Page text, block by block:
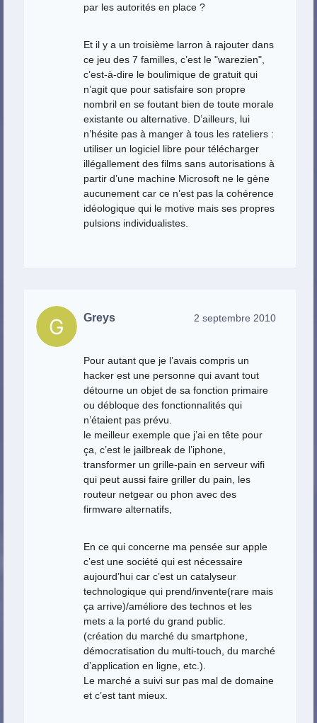
par les autorités en place ?
Et il y a un troisième larron à rajouter dans
ce jeu des 7 familles, c’est le "warezien",
c’est-à-dire le boulimique de gratuit qui
n’agit que pour satisfaire son propre
nombril en se foutant bien de toute morale
existante ou alternative. D’ailleurs, lui
n’hésite pas à manger à tous les rateliers :
utiliser un logiciel libre pour télécharger
illégallement des films sans autorisations à
partir d’une machine Microsoft ne le gène
aucunement car ce n’est pas la cohérence
idéologique qui le motive mais ses propres
pulsions individualistes.
Greys 2 septembre 2010
Pour autant que je l’avais compris un
hacker est une personne qui avant tout
détourne un objet de sa fonction primaire
ou débloque des fonctionnalités qui
n’étaient pas prévu.
le meilleur exemple que j’ai en tête pour
ça, c’est le jailbreak de l’iphone,
transformer un grille-pain en serveur wifi
qui peut aussi faire griller du pain, les
routeur netgear ou phon avec des
firmware alternatifs,
En ce qui concerne ma pensée sur apple
c’est une société qui est nécessaire
aujourd’hui car c’est un catalyseur
technologique qui prend/invente(rare mais
ça arrive)/améliore des technos et les
mets a la porté du grand public.
(création du marché du smartphone,
démocratisation du multi-touch, du marché
d’application en ligne, etc.).
Le marché a suivi sur pas mal de domaine
et c’est tant mieux.